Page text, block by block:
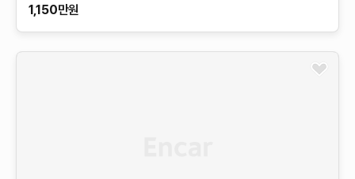
1,150만원